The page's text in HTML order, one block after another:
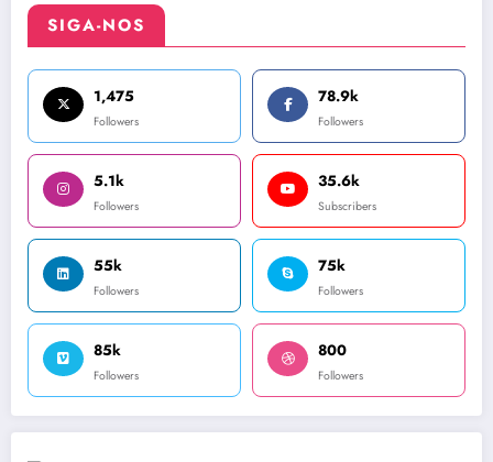
SIGA-NOS
1,475
Followers
78.9k
Followers
5.1k
Followers
35.6k
Subscribers
55k
Followers
75k
Followers
85k
Followers
800
Followers